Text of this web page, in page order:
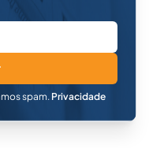
spam. Privacidade